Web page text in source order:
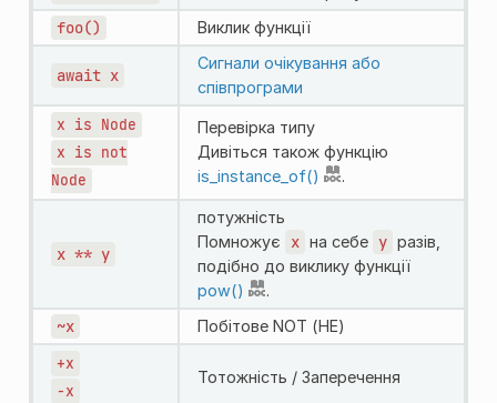
foo() Виклик функції
await x
Сигнали очікування або
співпрограми
x is Node
x is not
Node
Перевірка типу
Дивіться також функцію
is_instance_of()
.
x ** y
потужність
Помножує
x на себе y разів,
подібно до виклику функції
pow()
.
~x
Побітове NOT (НЕ)
+x
-x
Тотожність / Заперечення